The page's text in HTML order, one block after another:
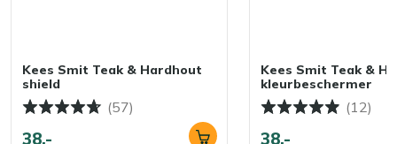
Kees Smit Teak & Hardhout
shield
(57)
38,-
Kees Smit Teak &
kleurbeschermer
(12)
38,-